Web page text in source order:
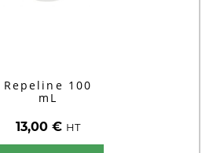
Repeline 100
mL
13,00 € HT